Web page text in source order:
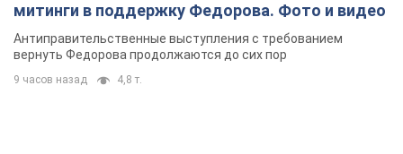
митинги в поддержку Федорова. Фото и видео
Антиправительственные выступления с требованием
вернуть Федорова продолжаются до сих пор
9 часов назад 4,8 т.